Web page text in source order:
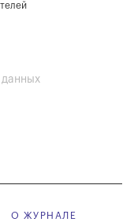
О ЖУРНАЛЕ